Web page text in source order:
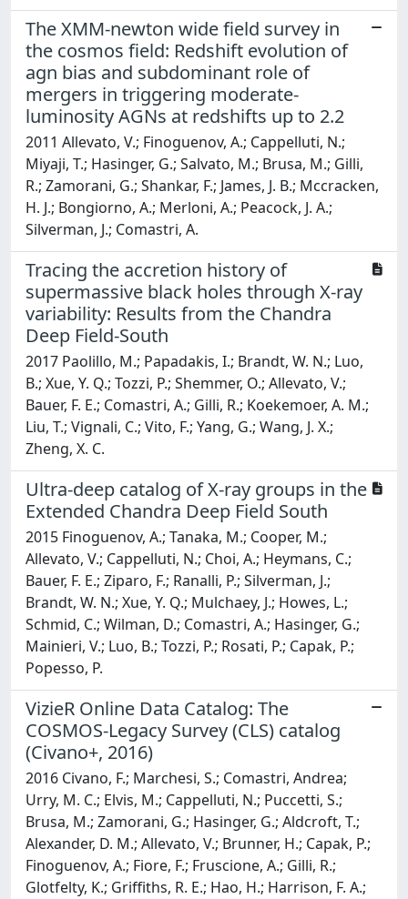
The XMM-newton wide field survey in
the cosmos field: Redshift evolution of
agn bias and subdominant role of
mergers in triggering moderate-
luminosity AGNs at redshifts up to 2.2
2011 Allevato, V.; Finoguenov, A.; Cappelluti, N.;
Miyaji, T.; Hasinger, G.; Salvato, M.; Brusa, M.; Gilli,
R.; Zamorani, G.; Shankar, F.; James, J. B.; Mccracken,
H. J.; Bongiorno, A.; Merloni, A.; Peacock, J. A.;
Silverman, J.; Comastri, A.
Tracing the accretion history of
supermassive black holes through X-ray
variability: Results from the Chandra
Deep Field-South
2017 Paolillo, M.; Papadakis, I.; Brandt, W. N.; Luo,
B.; Xue, Y. Q.; Tozzi, P.; Shemmer, O.; Allevato, V.;
Bauer, F. E.; Comastri, A.; Gilli, R.; Koekemoer, A. M.;
Liu, T.; Vignali, C.; Vito, F.; Yang, G.; Wang, J. X.;
Zheng, X. C.
Ultra-deep catalog of X-ray groups in the
Extended Chandra Deep Field South
2015 Finoguenov, A.; Tanaka, M.; Cooper, M.;
Allevato, V.; Cappelluti, N.; Choi, A.; Heymans, C.;
Bauer, F. E.; Ziparo, F.; Ranalli, P.; Silverman, J.;
Brandt, W. N.; Xue, Y. Q.; Mulchaey, J.; Howes, L.;
Schmid, C.; Wilman, D.; Comastri, A.; Hasinger, G.;
Mainieri, V.; Luo, B.; Tozzi, P.; Rosati, P.; Capak, P.;
Popesso, P.
VizieR Online Data Catalog: The
COSMOS-Legacy Survey (CLS) catalog
(Civano+, 2016)
2016 Civano, F.; Marchesi, S.; Comastri, Andrea;
Urry, M. C.; Elvis, M.; Cappelluti, N.; Puccetti, S.;
Brusa, M.; Zamorani, G.; Hasinger, G.; Aldcroft, T.;
Alexander, D. M.; Allevato, V.; Brunner, H.; Capak, P.;
Finoguenov, A.; Fiore, F.; Fruscione, A.; Gilli, R.;
Glotfelty, K.; Griffiths, R. E.; Hao, H.; Harrison, F. A.;